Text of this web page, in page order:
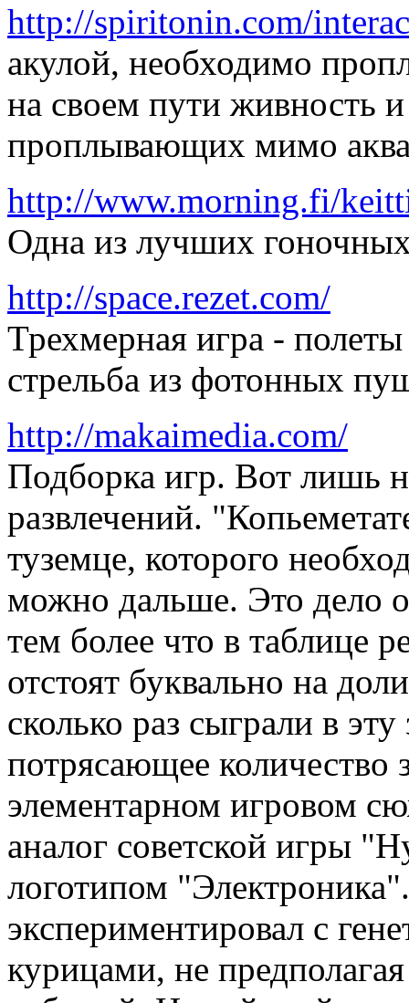
http://spiritonin.com/
акулой, необходимо
на своем пути живность
проплывающих мимо
http://www.morning.fi/
Одна из лучших
http://space.rezet.com/
Трехмерная игра -
стрельба из фотонных
http://makaimedia.com/
Подборка игр. Вот лишь
развлечений.
туземце, которого
можно дальше. Это дело
тем более что в таблице
отстоят буквально на
сколько раз сыграли в
потрясающее количество
элементарном игровом
аналог советской игры
логотипом
экспериментировал с
курицами, не